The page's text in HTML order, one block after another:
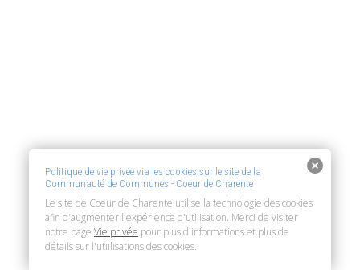
Politique de vie privée via les cookies sur le site de la
Communauté de Communes - Coeur de Charente
Le site de Coeur de Charente utilise la technologie des cookies
afin d'augmenter l'expérience d'utilisation. Merci de visiter
notre page Vie privée pour plus d'informations et plus de
détails sur l'utiilisations des cookies.